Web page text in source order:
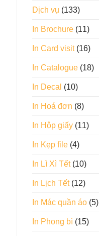
Dịch vụ (133)
In Brochure(11)
In Card visit(16)
In Catalogue(18)
In Decal (10)
In Hoá đơn (8)
In Hộp giấy(11)
In Kẹp file(4)
In Lì Xì Tết(10)
In Lịch Tết(12)
In Mác quần áo(5)
In Phong bì(15)